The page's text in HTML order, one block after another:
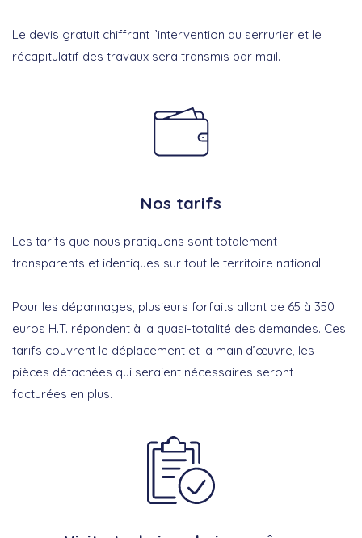
Le devis gratuit chiffrant l’intervention du serrurier et le
récapitulatif des travaux sera transmis par mail.
Nos tarifs
Les tarifs que nous pratiquons sont totalement
transparents et identiques sur tout le territoire national.
Pour les dépannages, plusieurs forfaits allant de 65 à 350
euros H.T. répondent à la quasi-totalité des demandes. Ces
tarifs couvrent le déplacement et la main d’œuvre, les
pièces détachées qui seraient nécessaires seront
facturées en plus.